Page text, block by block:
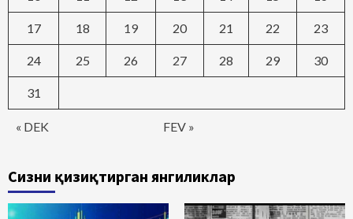
« DEK FEV »
17 18 19 20 21 22 23
24 25 26 27 28 29 30
31
Сизни қизиқтирган янгиликлар